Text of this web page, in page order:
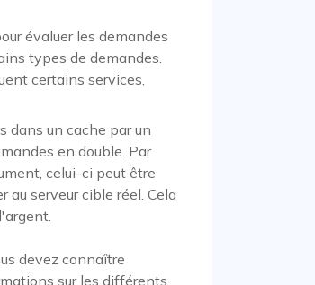
évaluer les demandes
types de demandes.
certains services,
dans un cache par un
en double. Par
celui-ci peut être
serveur cible réel. Cela
devez connaître
sur les différents